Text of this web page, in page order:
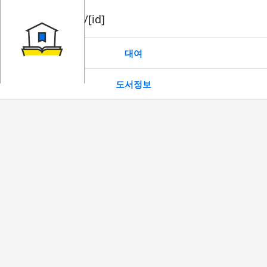
book/rent/[id]
대여
도서정보